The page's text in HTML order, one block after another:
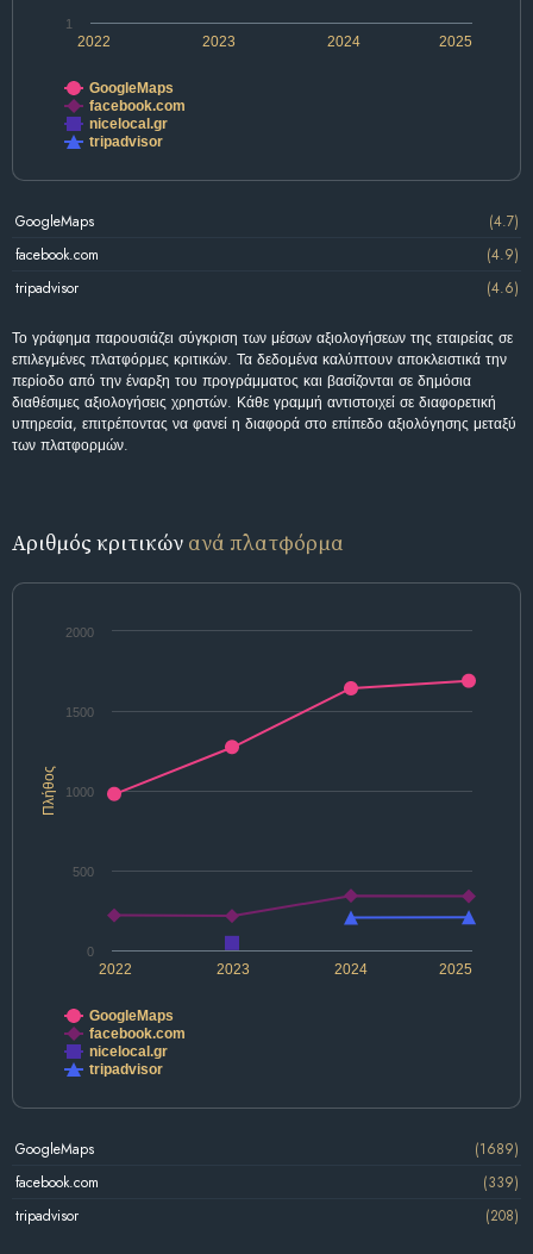
2022 2024
2023 2025
1
GoogleMaps
facebook.com
nicelocal.gr
tripadvisor
GoogleMaps
(4.7)
facebook.com
(4.9)
tripadvisor
(4.6)
Το γράφημα παρουσιάζει σύγκριση των μέσων αξιολογήσεων της εταιρείας σε
επιλεγμένες πλατφόρμες κριτικών. Τα δεδομένα καλύπτουν αποκλειστικά την
περίοδο από την έναρξη του προγράμματος και βασίζονται σε δημόσια
διαθέσιμες αξιολογήσεις χρηστών. Κάθε γραμμή αντιστοιχεί σε διαφορετική
υπηρεσία, επιτρέποντας να φανεί η διαφορά στο επίπεδο αξιολόγησης μεταξύ
των πλατφορμών.
Αριθμός κριτικών ανά πλατφόρμα
Πλήθος
2022 2024
2023 2025
0
500
1000
1500
2000
GoogleMaps
facebook.com
nicelocal.gr
tripadvisor
GoogleMaps
(1689)
facebook.com
(339)
tripadvisor
(208)